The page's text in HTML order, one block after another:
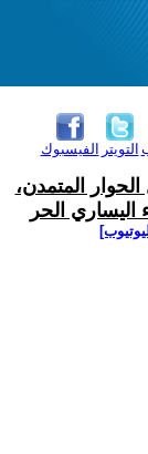
الفيسبوك التويتر
المتمدن،
الحر